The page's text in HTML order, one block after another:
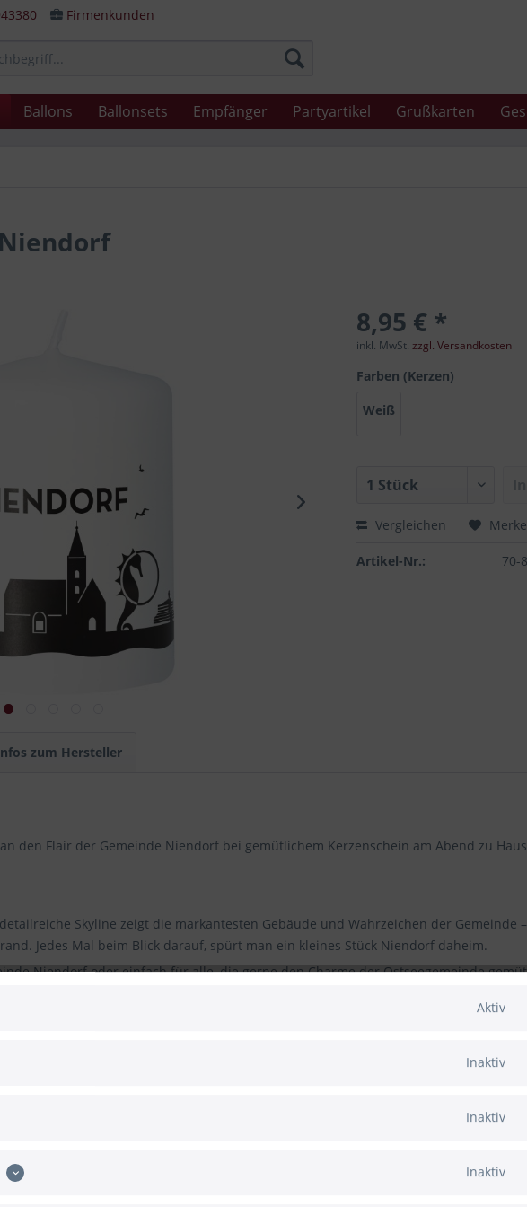
Firmenkunden
Ballons Ballonsets Empfänger Partyartikel Grußkarten
8,95 € *
inkl. MwSt.zzgl. Versandkosten
Farben (Kerzen)
Weiß
Vergleichen
Artikel-Nr.: 70-
zum Hersteller
den Flair der Gemeinde Niendorf bei gemütlichem Kerzenschein am Abend zu
Skyline zeigt die markantesten Gebäude und Wahrzeichen der Gemeinde
Jedes Mal beim Blick darauf, spürt man ein kleines Stück Niendorf daheim.
Niendorf oder einfach für alle, die gerne den Charme der Ostseegemeinde
sind selbstverlöschende Stumpenkerzen mit integriertem Dochthalter, der die
innovative und patentierte System ist DEKRA geprüft und zu 100% made in
nicht umkippen und erlischt nach dem Abbrennen von alleine. Zudem leitet der
reinigen, da kein flüssiges Wachs auf den Tellern zurückbleibt. Die Gefahr
die Aufsicht durch Erwachsene ist erforderlich!
Aktiv
Inaktiv
Inaktiv
Inaktiv